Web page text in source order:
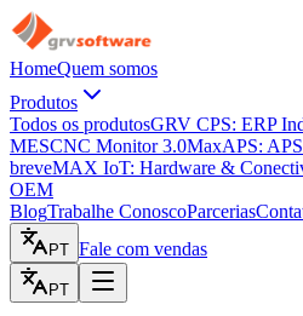
HomeQuem somos
Produtos
Todos os produtosGRV CPS: ERP
MESCNC Monitor 3.0MaxAPS:
breveMAX IoT: Hardware &
OEM
BlogTrabalhe ConoscoParcerias
PT Fale com vendas
PT